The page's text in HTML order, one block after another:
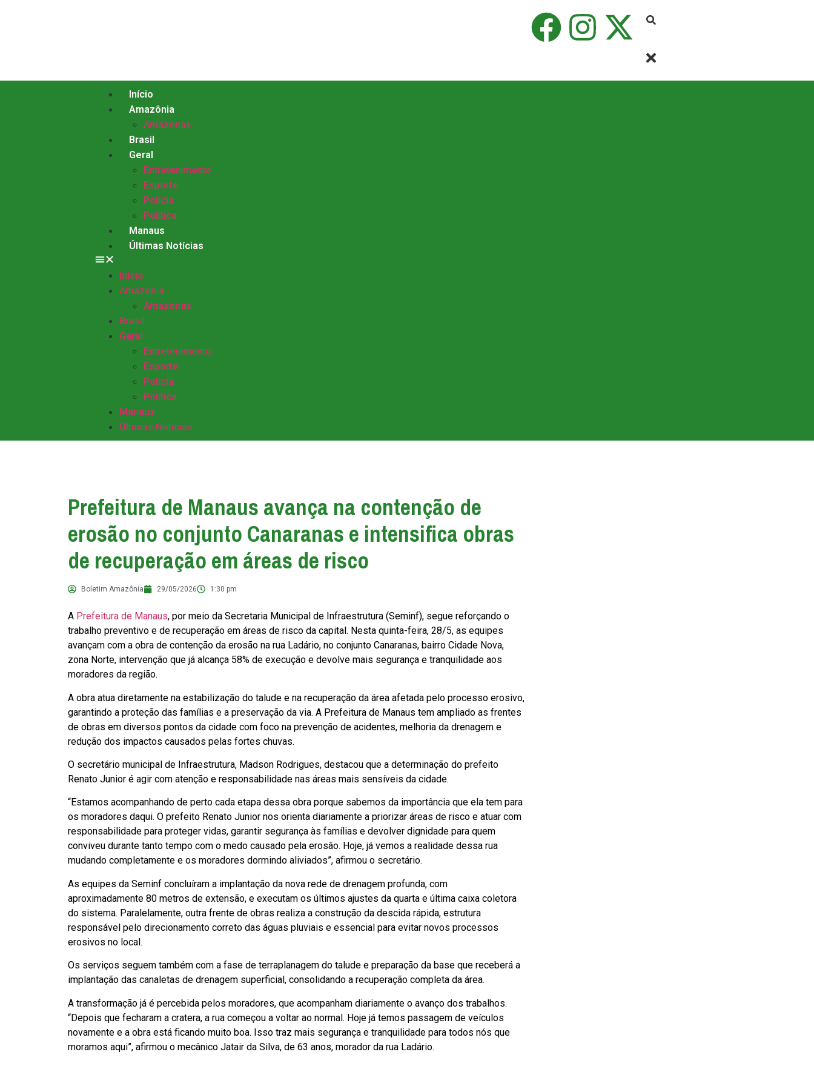
Início
Amazônia
Amazonas
Brasil
Geral
Entretenimento
Esporte
Polícia
Política
Manaus
Últimas Notícias
Início
Amazônia
Amazonas
Brasil
Geral
Entretenimento
Esporte
Polícia
Política
Manaus
Últimas Notícias
Prefeitura de Manaus avança na contenção de
erosão no conjunto Canaranas e intensifica obras
de recuperação em áreas de risco
Boletim Amazônia 29/05/2026 1:30 pm
A Prefeitura de Manaus, por meio da Secretaria Municipal de Infraestrutura (Seminf), segue reforçando o
trabalho preventivo e de recuperação em áreas de risco da capital. Nesta quinta-feira, 28/5, as equipes
avançam com a obra de contenção da erosão na rua Ladário, no conjunto Canaranas, bairro Cidade Nova,
zona Norte, intervenção que já alcança 58% de execução e devolve mais segurança e tranquilidade aos
moradores da região.
A obra atua diretamente na estabilização do talude e na recuperação da área afetada pelo processo erosivo,
garantindo a proteção das famílias e a preservação da via. A Prefeitura de Manaus tem ampliado as frentes
de obras em diversos pontos da cidade com foco na prevenção de acidentes, melhoria da drenagem e
redução dos impactos causados pelas fortes chuvas.
O secretário municipal de Infraestrutura, Madson Rodrigues, destacou que a determinação do prefeito
Renato Junior é agir com atenção e responsabilidade nas áreas mais sensíveis da cidade.
“Estamos acompanhando de perto cada etapa dessa obra porque sabemos da importância que ela tem para
os moradores daqui. O prefeito Renato Junior nos orienta diariamente a priorizar áreas de risco e atuar com
responsabilidade para proteger vidas, garantir segurança às famílias e devolver dignidade para quem
conviveu durante tanto tempo com o medo causado pela erosão. Hoje, já vemos a realidade dessa rua
mudando completamente e os moradores dormindo aliviados”, afirmou o secretário.
As equipes da Seminf concluíram a implantação da nova rede de drenagem profunda, com
aproximadamente 80 metros de extensão, e executam os últimos ajustes da quarta e última caixa coletora
do sistema. Paralelamente, outra frente de obras realiza a construção da descida rápida, estrutura
responsável pelo direcionamento correto das águas pluviais e essencial para evitar novos processos
erosivos no local.
Os serviços seguem também com a fase de terraplanagem do talude e preparação da base que receberá a
implantação das canaletas de drenagem superficial, consolidando a recuperação completa da área.
A transformação já é percebida pelos moradores, que acompanham diariamente o avanço dos trabalhos.
“Depois que fecharam a cratera, a rua começou a voltar ao normal. Hoje já temos passagem de veículos
novamente e a obra está ficando muito boa. Isso traz mais segurança e tranquilidade para todos nós que
moramos aqui”, afirmou o mecânico Jatair da Silva, de 63 anos, morador da rua Ladário.